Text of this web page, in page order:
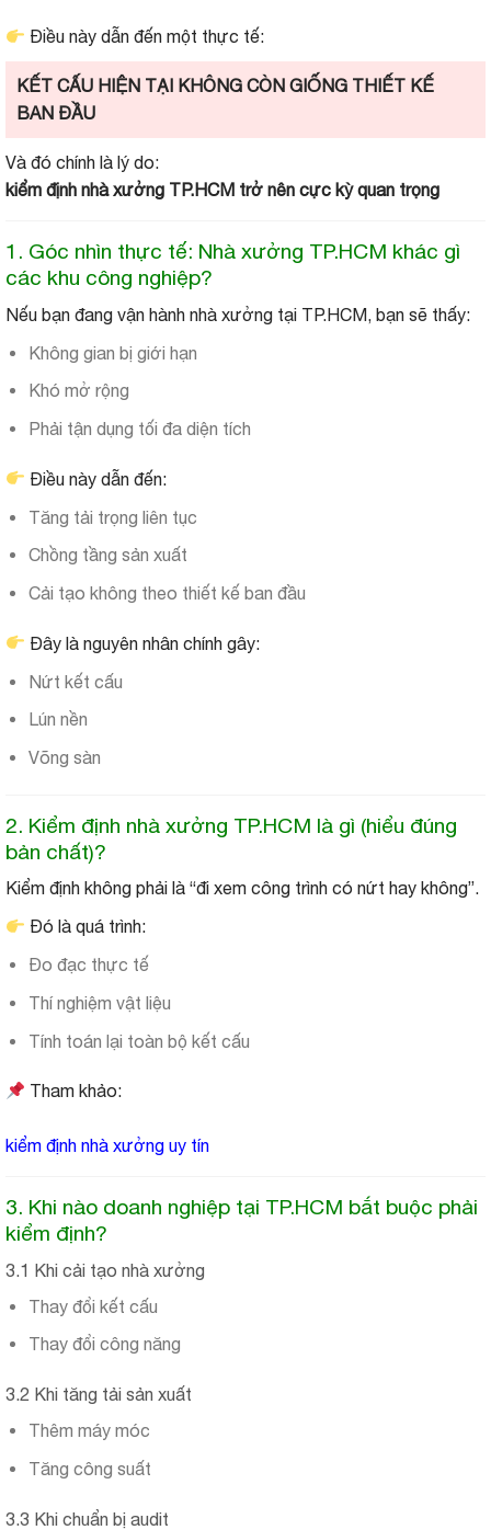
Điều này dẫn đến một thực tế:
KẾT CẤU HIỆN TẠI KHÔNG CÒN GIỐNG THIẾT KẾ
BAN ĐẦU
Và đó chính là lý do:
kiểm định nhà xưởng TP.HCM trở nên cực kỳ quan trọng
1. Góc nhìn thực tế: Nhà xưởng TP.HCM khác gì
các khu công nghiệp?
Nếu bạn đang vận hành nhà xưởng tại TP.HCM, bạn sẽ thấy:
Không gian bị giới hạn
Khó mở rộng
Phải tận dụng tối đa diện tích
Điều này dẫn đến:
Tăng tải trọng liên tục
Chồng tầng sản xuất
Cải tạo không theo thiết kế ban đầu
Đây là nguyên nhân chính gây:
Nứt kết cấu
Lún nền
Võng sàn
2. Kiểm định nhà xưởng TP.HCM là gì (hiểu đúng
bản chất)?
Kiểm định không phải là “đi xem công trình có nứt hay không”.
Đó là quá trình:
Đo đạc thực tế
Thí nghiệm vật liệu
Tính toán lại toàn bộ kết cấu
Tham khảo:
kiểm định nhà xưởng uy tín
3. Khi nào doanh nghiệp tại TP.HCM bắt buộc phải
kiểm định?
3.1 Khi cải tạo nhà xưởng
Thay đổi kết cấu
Thay đổi công năng
3.2 Khi tăng tải sản xuất
Thêm máy móc
Tăng công suất
3.3 Khi chuẩn bị audit